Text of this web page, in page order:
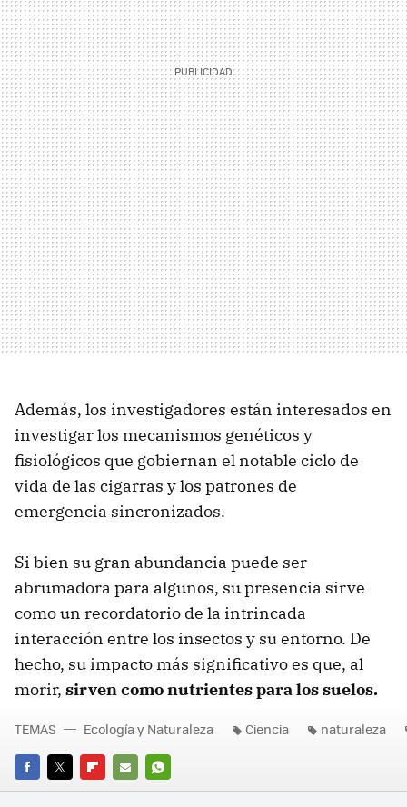
Además, los investigadores están interesados en
investigar los mecanismos genéticos y
fisiológicos que gobiernan el notable ciclo de
vida de las cigarras y los patrones de
emergencia sincronizados.
Si bien su gran abundancia puede ser
abrumadora para algunos, su presencia sirve
como un recordatorio de la intrincada
interacción entre los insectos y su entorno. De
hecho, su impacto más significativo es que, al
morir, sirven como nutrientes para los suelos.
FACEBOOK
TWITTERFLIPBOARD
E-
WHATSAPP
TEMAS Ecología y Naturaleza Ciencia naturaleza